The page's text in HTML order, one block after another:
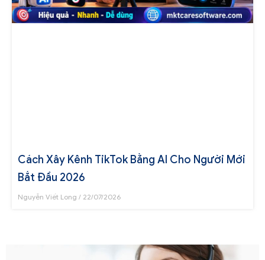
Cách Xây Kênh TikTok Bằng AI Cho Người Mới
Bắt Đầu 2026
Nguyễn Viết Long 22/07/2026